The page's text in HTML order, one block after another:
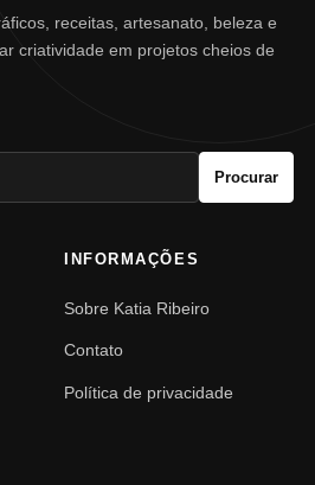
receitas, artesanato, beleza e
criatividade em projetos cheios de
Procurar
INFORMAÇÕES
Sobre Katia Ribeiro
Contato
Política de privacidade